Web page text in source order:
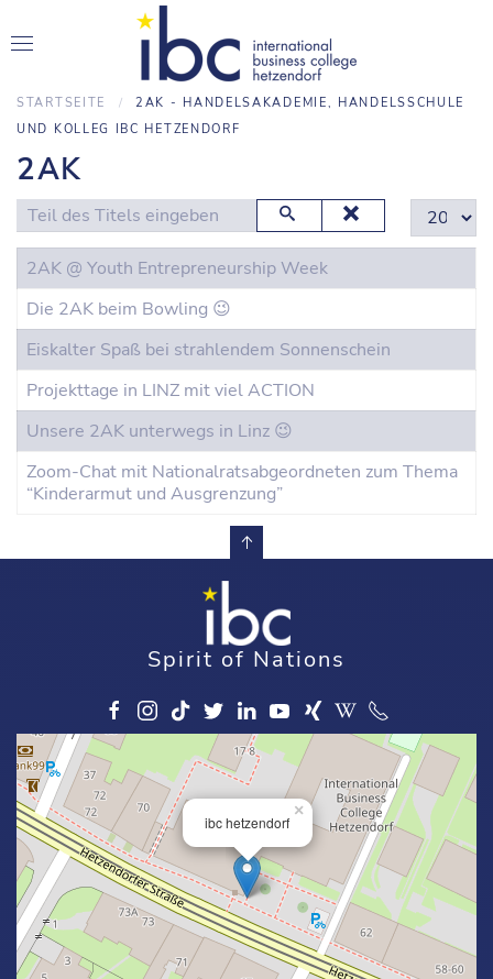
STARTSEITE
2AK - HANDELSAKADEMIE, HANDELSSCHULE
UND KOLLEG IBC HETZENDORF
2AK
Teil des Titels eingeben Anzeige #
2AK @ Youth Entrepreneurship Week
Die 2AK beim Bowling 😉
Eiskalter Spaß bei strahlendem Sonnenschein
Projekttage in LINZ mit viel ACTION
Unsere 2AK unterwegs in Linz 😉
Zoom-Chat mit Nationalratsabgeordneten zum Thema
“Kinderarmut und Ausgrenzung”
Spirit of Nations
ibc hetzendorf
×